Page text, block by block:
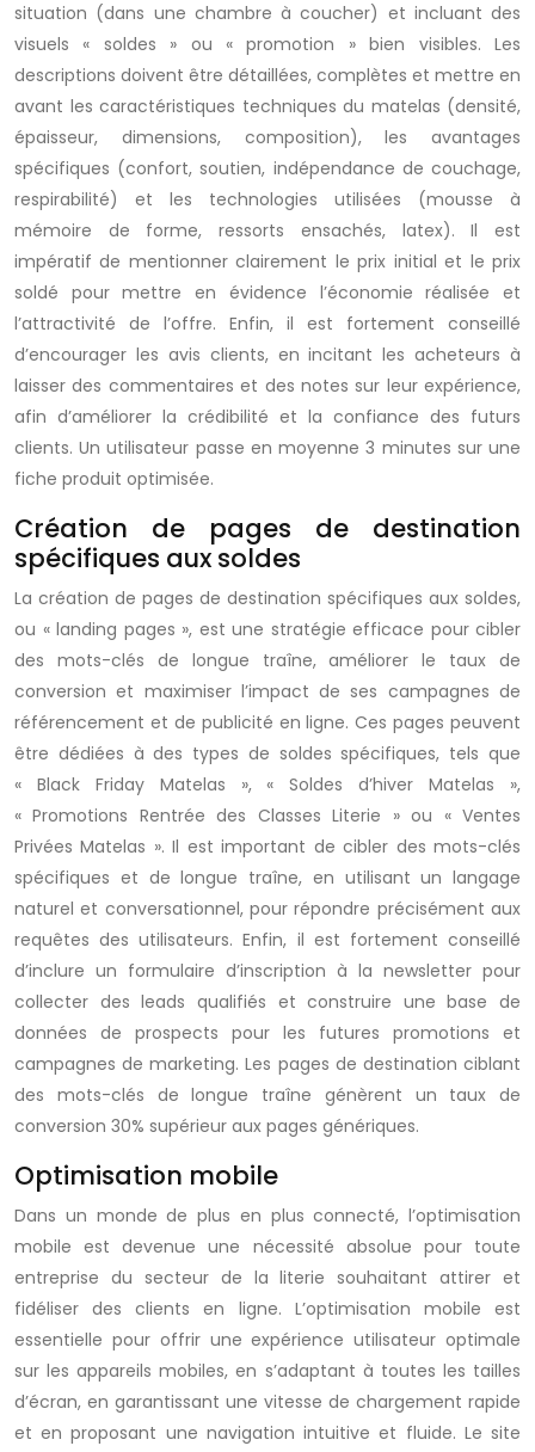
situation (dans une chambre à coucher) et incluant des
visuels « soldes » ou « promotion » bien visibles. Les
descriptions doivent être détaillées, complètes et mettre en
avant les caractéristiques techniques du matelas (densité,
épaisseur, dimensions, composition), les avantages
spécifiques (confort, soutien, indépendance de couchage,
respirabilité) et les technologies utilisées (mousse à
mémoire de forme, ressorts ensachés, latex). Il est
impératif de mentionner clairement le prix initial et le prix
soldé pour mettre en évidence l’économie réalisée et
l’attractivité de l’offre. Enfin, il est fortement conseillé
d’encourager les avis clients, en incitant les acheteurs à
laisser des commentaires et des notes sur leur expérience,
afin d’améliorer la crédibilité et la confiance des futurs
clients. Un utilisateur passe en moyenne 3 minutes sur une
fiche produit optimisée.
Création de pages de destination
spécifiques aux soldes
La création de pages de destination spécifiques aux soldes,
ou « landing pages », est une stratégie efficace pour cibler
des mots-clés de longue traîne, améliorer le taux de
conversion et maximiser l’impact de ses campagnes de
référencement et de publicité en ligne. Ces pages peuvent
être dédiées à des types de soldes spécifiques, tels que
« Black Friday Matelas », « Soldes d’hiver Matelas »,
« Promotions Rentrée des Classes Literie » ou « Ventes
Privées Matelas ». Il est important de cibler des mots-clés
spécifiques et de longue traîne, en utilisant un langage
naturel et conversationnel, pour répondre précisément aux
requêtes des utilisateurs. Enfin, il est fortement conseillé
d’inclure un formulaire d’inscription à la newsletter pour
collecter des leads qualifiés et construire une base de
données de prospects pour les futures promotions et
campagnes de marketing. Les pages de destination ciblant
des mots-clés de longue traîne génèrent un taux de
conversion 30% supérieur aux pages génériques.
Optimisation mobile
Dans un monde de plus en plus connecté, l’optimisation
mobile est devenue une nécessité absolue pour toute
entreprise du secteur de la literie souhaitant attirer et
fidéliser des clients en ligne. L’optimisation mobile est
essentielle pour offrir une expérience utilisateur optimale
sur les appareils mobiles, en s’adaptant à toutes les tailles
d’écran, en garantissant une vitesse de chargement rapide
et en proposant une navigation intuitive et fluide. Le site